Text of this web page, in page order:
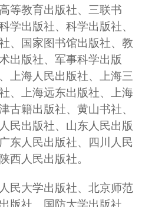
等教育出版社、三联书
学出版社、科学出版社、
、国家图书馆出版社、教
出版社、军事科学出版
上海人民出版社、上海三
、上海远东出版社、上海
古籍出版社、黄山书社、
民出版社、山东人民出版
东人民出版社、四川人民
西人民出版社。
民大学出版社、北京师范
版社、国防大学出版社、